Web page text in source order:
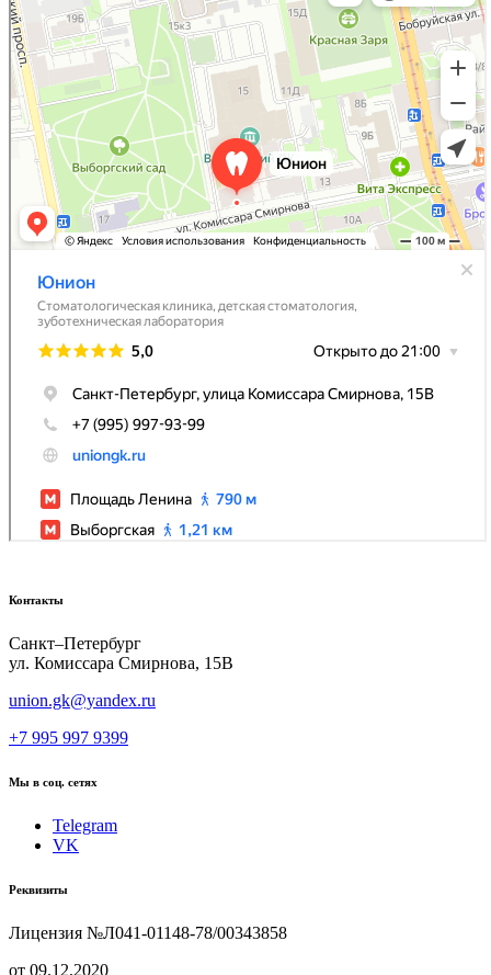
Контакты
Санкт–Петербург
ул. Комиссара Смирнова, 15В
union.gk@yandex.ru
+7 995 997 9399
Мы в соц. сетях
Telegram
VK
Реквизиты
Лицензия №Л041-01148-78/00343858
от 09.12.2020